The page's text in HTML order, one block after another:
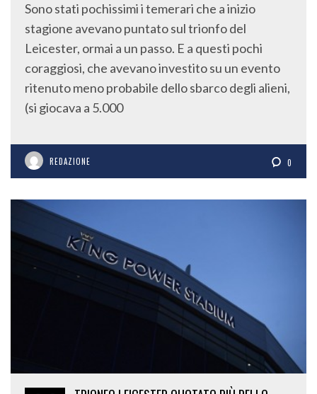
Sono stati pochissimi i temerari che a inizio
stagione avevano puntato sul trionfo del
Leicester, ormai a un passo. E a questi pochi
coraggiosi, che avevano investito su un evento
ritenuto meno probabile dello sbarco degli alieni,
(si giocava a 5.000
REDAZIONE 0